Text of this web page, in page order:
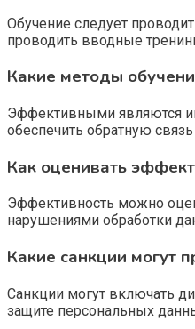
Обучение следует
проводить вводные
Какие методы
Эффективными являются
обеспечить обратную
Как оценивать
Эффективность можно
нарушениями обработки
Какие санкции могут
Санкции могут включать
защите персональных